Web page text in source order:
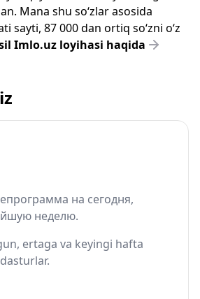
Mana shu so‘zlar asosida
sayti, 87 000 dan ortiq so‘zni o‘z
Imlo.uz loyihasi haqida
на сегодня,
неделю.
ertaga va keyingi hafta